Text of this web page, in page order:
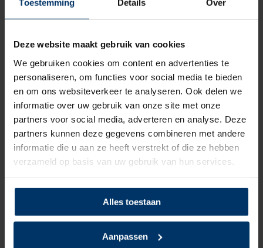
Toestemming Details Over
Deze website maakt gebruik van cookies
We gebruiken cookies om content en advertenties te
personaliseren, om functies voor social media te bieden
en om ons websiteverkeer te analyseren. Ook delen we
informatie over uw gebruik van onze site met onze
partners voor social media, adverteren en analyse. Deze
partners kunnen deze gegevens combineren met andere
informatie die u aan ze heeft verstrekt of die ze hebben
verzameld op basis van uw gebruik van hun services.
Alles toestaan
Aanpassen
Model Laag
Sluiting Veter
Bovenmateriaal Textiel
Voering Textiel
Neusbeveiliging Kunststof
Zoolbeveiliging Kunststof
Rubber/EVA